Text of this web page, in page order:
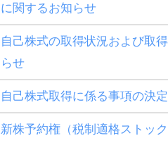
に関するお知らせ
自己株式の取得状況および取
らせ
自己株式取得に係る事項の決
新株予約権（税制適格ストッ